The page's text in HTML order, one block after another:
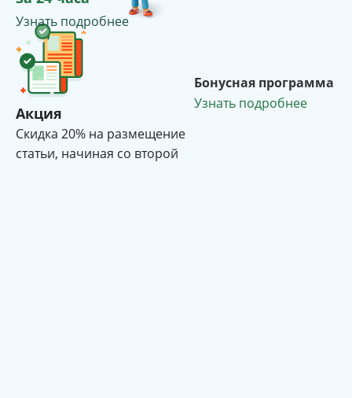
Узнать подробнее
Акция
Cкидка 20% на размещение
статьи, начиная со второй
Бонусная программа
Узнать подробнее